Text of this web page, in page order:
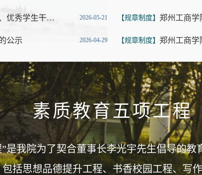
关于2026年河南省普通高等学校三好学生、优秀学生干部、先进班集 2026-05-21
公示 2026-04-29
【规章制度】 郑州工商学
【规章制度】 郑州工商学
素质教育五项工程
我院为了契合董事长李光宇先生倡导的教
括思想品德提升工程、书香校园工程、写